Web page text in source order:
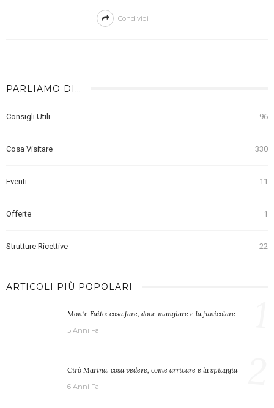
Condividi
PARLIAMO DI…
Consigli Utili 96
Cosa Visitare 330
Eventi 11
Offerte 1
Strutture Ricettive 22
ARTICOLI PIÙ POPOLARI
Monte Faito: cosa fare, dove mangiare e la funicolare
5 Anni Fa
Cirò Marina: cosa vedere, come arrivare e la spiaggia
6 Anni Fa